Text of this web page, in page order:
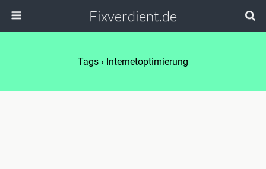
Fixverdient.de
Tags › Internetoptimierung